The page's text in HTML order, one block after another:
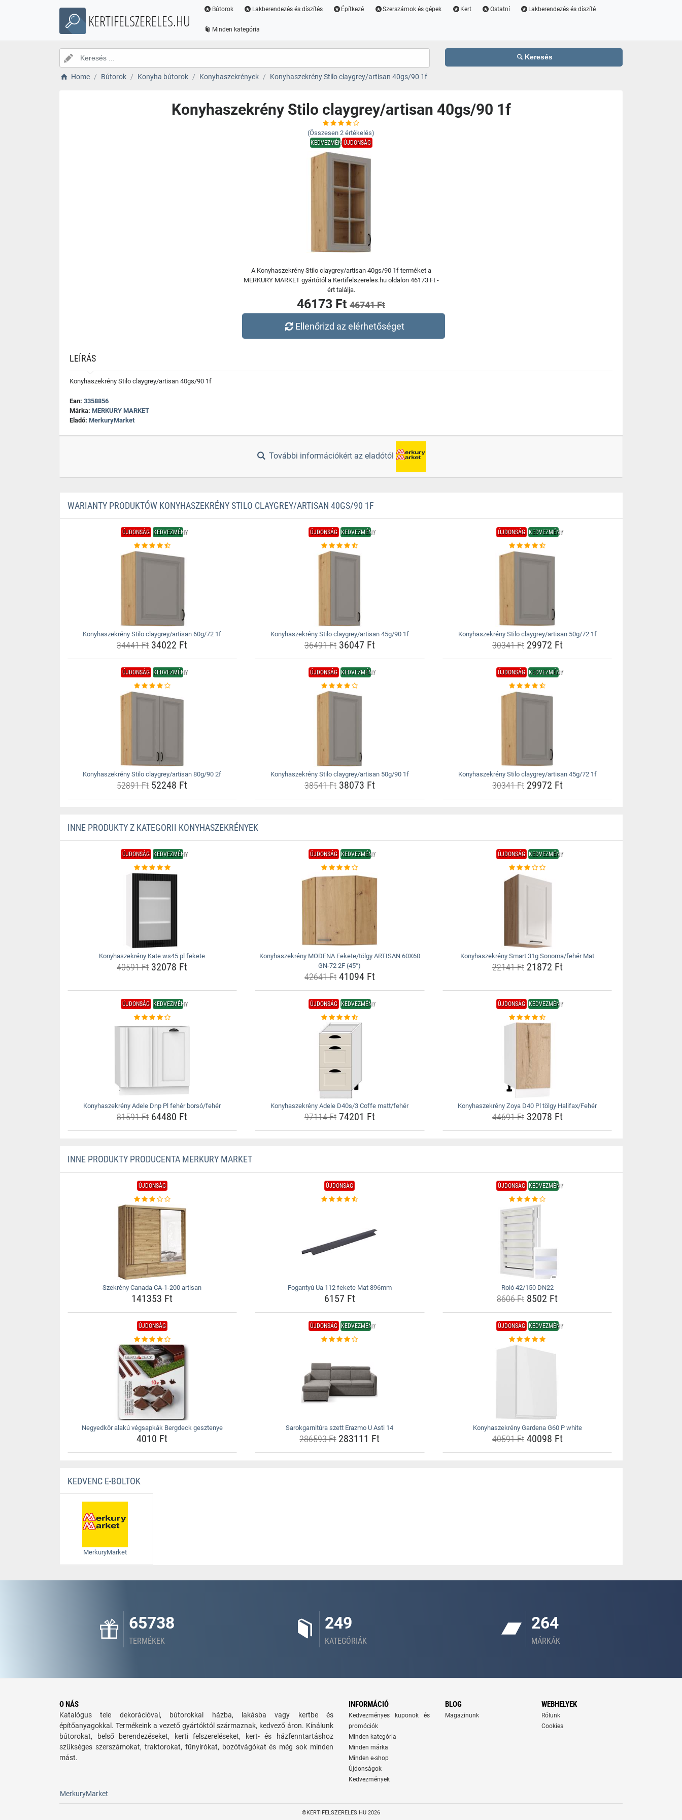
KERTIFELSZERELES.HU
Bútorok Lakberendezés és díszítés Építkezé Szerszámok és gépek Kert Ostatní Lakberendezés és díszíté
Minden kategória
Keresés
Home Bútorok Konyha bútorok Konyhaszekrények Konyhaszekrény Stilo claygrey/artisan 40gs/90 1f
Konyhaszekrény Stilo claygrey/artisan 40gs/90 1f
(Összesen 2 értékelés)
KEDVEZMÉNYÚJDONSÁG
A Konyhaszekrény Stilo claygrey/artisan 40gs/90 1f terméket a
MERKURY MARKET gyártótól a Kertifelszereles.hu oldalon 46173 Ft -
ért találja.
46173 Ft 46741 Ft
Ellenőrizd az elérhetőséget
LEÍRÁS
Konyhaszekrény Stilo claygrey/artisan 40gs/90 1f
Ean: 3358856
Márka: MERKURY MARKET
Eladó: MerkuryMarket
További információkért az eladótól
WARIANTY PRODUKTÓW KONYHASZEKRÉNY STILO CLAYGREY/ARTISAN 40GS/90 1F
ÚJDONSÁG KEDVEZMÉNY
Konyhaszekrény Stilo claygrey/artisan 60g/72 1f
34441 Ft34022 Ft
ÚJDONSÁG KEDVEZMÉNY
Konyhaszekrény Stilo claygrey/artisan 45g/90 1f
36491 Ft36047 Ft
ÚJDONSÁG KEDVEZMÉNY
Konyhaszekrény Stilo claygrey/artisan 50g/72 1f
30341 Ft29972 Ft
ÚJDONSÁG KEDVEZMÉNY
Konyhaszekrény Stilo claygrey/artisan 80g/90 2f
52891 Ft52248 Ft
ÚJDONSÁG KEDVEZMÉNY
Konyhaszekrény Stilo claygrey/artisan 50g/90 1f
38541 Ft38073 Ft
ÚJDONSÁG KEDVEZMÉNY
Konyhaszekrény Stilo claygrey/artisan 45g/72 1f
30341 Ft29972 Ft
INNE PRODUKTY Z KATEGORII KONYHASZEKRÉNYEK
ÚJDONSÁG KEDVEZMÉNY
Konyhaszekrény Kate ws45 pl fekete
40591 Ft32078 Ft
ÚJDONSÁG KEDVEZMÉNY
Konyhaszekrény MODENA Fekete/tölgy ARTISAN 60X60
GN-72 2F (45°)
42641 Ft41094 Ft
ÚJDONSÁG KEDVEZMÉNY
Konyhaszekrény Smart 31g Sonoma/fehér Mat
22141 Ft21872 Ft
ÚJDONSÁG KEDVEZMÉNY
Konyhaszekrény Adele Dnp Pl fehér borsó/fehér
81591 Ft64480 Ft
ÚJDONSÁG KEDVEZMÉNY
Konyhaszekrény Adele D40s/3 Coffe matt/fehér
97114 Ft74201 Ft
ÚJDONSÁG KEDVEZMÉNY
Konyhaszekrény Zoya D40 Pl tölgy Halifax/Fehér
44691 Ft32078 Ft
INNE PRODUKTY PRODUCENTA MERKURY MARKET
ÚJDONSÁG
Szekrény Canada CA-1-200 artisan
141353 Ft
ÚJDONSÁG
Fogantyú Ua 112 fekete Mat 896mm
6157 Ft
ÚJDONSÁG KEDVEZMÉNY
Roló 42/150 DN22
8606 Ft 8502 Ft
ÚJDONSÁG
Negyedkör alakú végsapkák Bergdeck gesztenye
4010 Ft
ÚJDONSÁG KEDVEZMÉNY
Sarokgarnitúra szett Erazmo U Asti 14
286593 Ft283111 Ft
ÚJDONSÁG KEDVEZMÉNY
Konyhaszekrény Gardena G60 P white
40591 Ft40098 Ft
KEDVENC E-BOLTOK
MerkuryMarket
65738
TERMÉKEK
249
KATEGÓRIÁK
264
MÁRKÁK
O NÁS
Katalógus tele dekorációval, bútorokkal házba, lakásba vagy kertbe és
építőanyagokkal. Termékeink a vezető gyártóktól származnak, kedvező áron. Kínálunk
bútorokat, belső berendezéseket, kerti felszereléseket, kert- és házfenntartáshoz
szükséges szerszámokat, traktorokat, fűnyírókat, bozótvágókat és még sok minden
mást.
INFORMÁCIÓ
Kedvezményes kuponok és
promóciók
Minden kategória
Minden márka
Minden e-shop
Újdonságok
Kedvezmények
BLOG
Magazinunk
WEBHELYEK
Rólunk
Cookies
MerkuryMarket
©KERTIFELSZERELES.HU 2026